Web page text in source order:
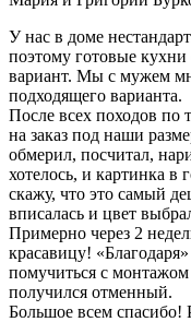
У нас в доме
поэтому готовые
вариант. Мы с мужем
подходящего варианта.
После всех походов по
на заказ под наши
обмерил, посчитал,
хотелось, и картинка в
скажу, что это самый
вписалась и цвет
Примерно через 2
красавицу!
помучиться с
получился отменный.
Большое всем спасибо!